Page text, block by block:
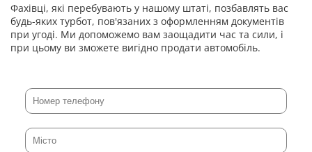
Фахівці, які перебувають у нашому штаті, позбавлять вас
будь-яких турбот, пов'язаних з оформленням документів
при угоді. Ми допоможемо вам заощадити час та сили, і
при цьому ви зможете вигідно продати автомобіль.